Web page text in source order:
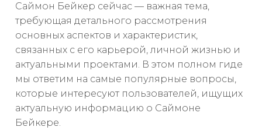
Саймон Бейкер сейчас — важная тема,
требующая детального рассмотрения
основных аспектов и характеристик,
связанных с его карьерой, личной жизнью и
актуальными проектами. В этом полном гиде
мы ответим на самые популярные вопросы,
которые интересуют пользователей, ищущих
актуальную информацию о Саймоне
Бейкере.